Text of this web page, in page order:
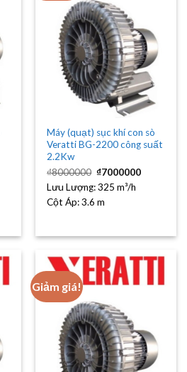
Máy (quạt) sục khí con sò
Veratti BG-2200 công suất
2.2Kw
₫8000000 Giá
gốc
là:
₫7000000Giá
hiện
Lưu Lượng:325 m³/h
Cột Áp:3.6 m
Giảm giá!